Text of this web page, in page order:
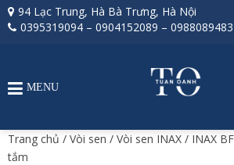
94 Lạc Trung, Hà Bà Trưng, Hà Nội
0395319094 – 0904152089 – 0988089483
MENU
Trang chủ / Vòi sen / Vòi sen INAX / INAX
tắm